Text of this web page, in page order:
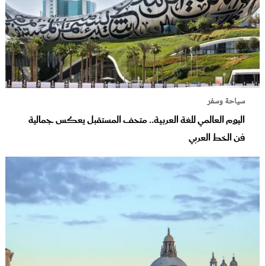
سياحة وسفر
اليوم العالمي للغة العربية.. متحف المستقبل يعكس جمالية
فن الخط العربي